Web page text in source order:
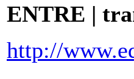
ENTRE |
http://